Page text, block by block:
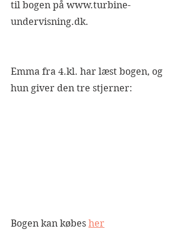
til bogen på www.turbine-
undervisning.dk.
Emma fra 4.kl. har læst bogen, og
hun giver den tre stjerner:
Bogen kan købes her